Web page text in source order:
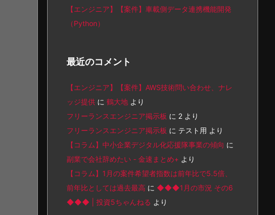
【エンジニア】【案件】車載側データ連携機能開発
（Python）
最近のコメント
【エンジニア】【案件】AWS技術問い合わせ、ナレ
ッジ提供 に 鶴大地 より
フリーランスエンジニア掲示板 に 2 より
フリーランスエンジニア掲示板 に テスト用 より
【コラム】中小企業デジタル化応援隊事業の傾向 に
副業で会社辞めたい - 金速まとめ+ より
【コラム】1月の案件希望者指数は前年比で5.5倍、
前年比としては過去最高 に ◆◆◆1月の市況 その6
◆◆◆ | 投資5ちゃんねる より